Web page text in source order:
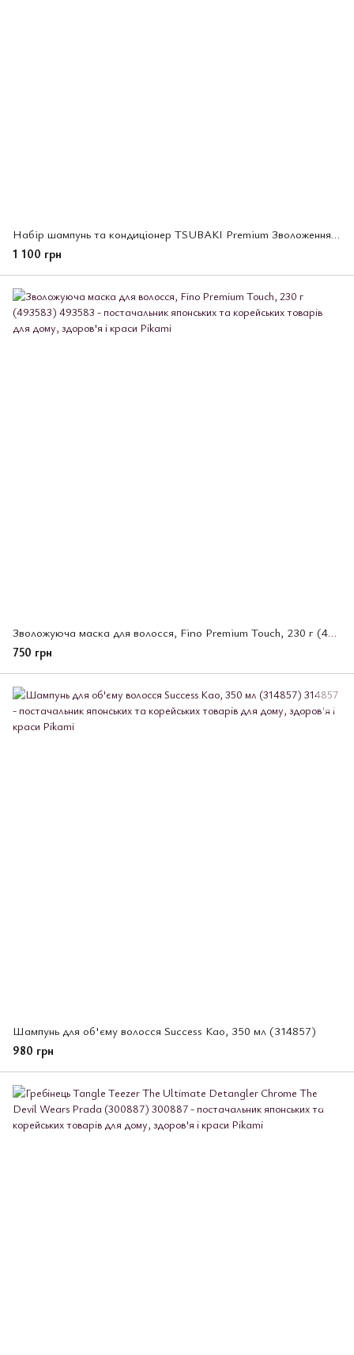
Набір шампунь та кондиціонер TSUBAKI Premium Зволоження і відновлення волосся, 2 шт х 300 мл (494900)
1 100 грн
Зволожуюча маска для волосся, Fino Premium Touch, 230 г (493583)
750 грн
Шампунь для об'єму волосся Success Као, 350 мл (314857)
980 грн